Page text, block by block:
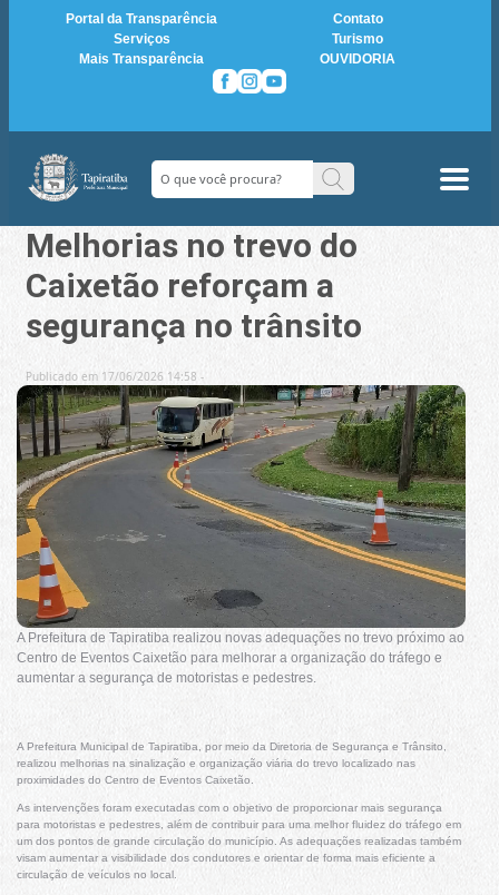
Portal da Transparência
Contato
Serviços
Turismo
Mais Transparência
OUVIDORIA
Melhorias no trevo do
Caixetão reforçam a
segurança no trânsito
Publicado em 17/06/2026 14:58 -
A Prefeitura de Tapiratiba realizou novas adequações no trevo próximo ao
Centro de Eventos Caixetão para melhorar a organização do tráfego e
aumentar a segurança de motoristas e pedestres.
A Prefeitura Municipal de Tapiratiba, por meio da Diretoria de Segurança e Trânsito,
realizou melhorias na sinalização e organização viária do trevo localizado nas
proximidades do Centro de Eventos Caixetão.
As intervenções foram executadas com o objetivo de proporcionar mais segurança
para motoristas e pedestres, além de contribuir para uma melhor fluidez do tráfego em
um dos pontos de grande circulação do município. As adequações realizadas também
visam aumentar a visibilidade dos condutores e orientar de forma mais eficiente a
circulação de veículos no local.